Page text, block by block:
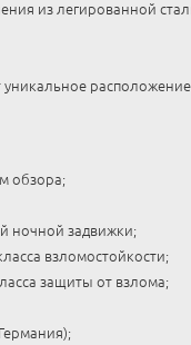
из легированной
обзора;
ночной задвижки;
взломостойкости;
защиты от взлома;